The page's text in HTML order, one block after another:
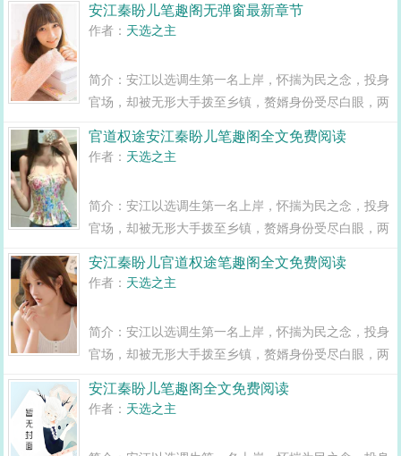
变全县最年轻正科级干部且看安江如何一路横空直撞，
安江秦盼儿笔趣阁无弹窗最新章节
作者： 天选之主
简介：安江以选调生第一名上岸，怀揣为民之念，投身
官场，却被无形大手拨至乡镇，赘婿身份受尽白眼，两
变全县最年轻正科级干部且看安江如何一路横空直撞，
官道权途安江秦盼儿笔趣阁全文免费阅读
作者： 天选之主
简介：安江以选调生第一名上岸，怀揣为民之念，投身
官场，却被无形大手拨至乡镇，赘婿身份受尽白眼，两
变全县最年轻正科级干部且看安江如何一路横空直撞，
安江秦盼儿官道权途笔趣阁全文免费阅读
作者： 天选之主
简介：安江以选调生第一名上岸，怀揣为民之念，投身
官场，却被无形大手拨至乡镇，赘婿身份受尽白眼，两
变全县最年轻正科级干部且看安江如何一路横空直撞，
安江秦盼儿笔趣阁全文免费阅读
作者： 天选之主